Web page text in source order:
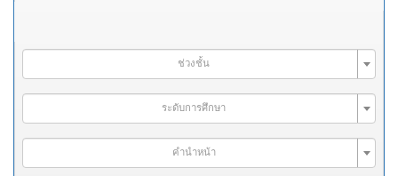
ช่วงชั้น
ระดับการศึกษา
คำนำหน้า